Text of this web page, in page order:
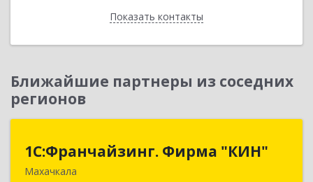
Показать контакты
Назад
Ближайшие партнеры из соседних
регионов
1С:Франчайзинг. Фирма "КИН"
Махачкала
1С:Франчайзинг. Фирма "КИН"
367030, Дагестан Респ, Махачкала г, И.Казака